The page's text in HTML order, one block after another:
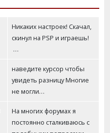
Никаких настроек! Скачал,
скинул на PSP и играешь!
…
наведите курсор чтобы
увидеть разницу Многие
не могли…
На многих форумах я
постоянно сталкиваюсь с